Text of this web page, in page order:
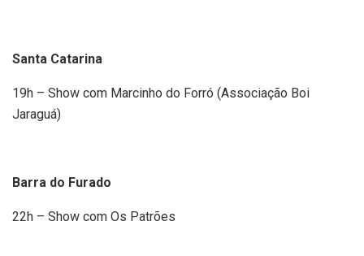
Santa Catarina
19h – Show com Marcinho do Forró (Associação Boi
Jaraguá)
Barra do Furado
22h – Show com Os Patrões